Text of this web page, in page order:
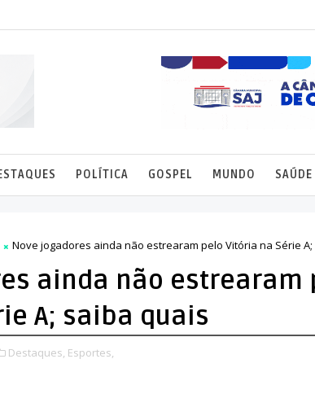
POLÍTICA GOSPEL MUNDO SAÚDE
Nove jogadores ainda não estrearam pelo Vitória na Série
ainda não estrearam
A; saiba quais
Destaques, Esportes,